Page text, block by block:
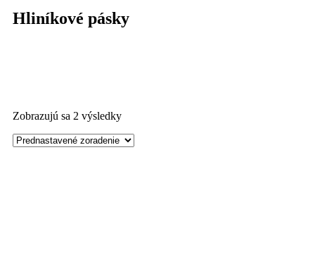
Hliníkové pásky
Zobrazujú sa 2 výsledky